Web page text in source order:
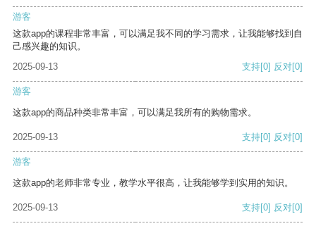
游客
这款app的课程非常丰富，可以满足我不同的学习需求，让我能够找到自
己感兴趣的知识。
2025-09-13
支持[0] 反对[0]
游客
这款app的商品种类非常丰富，可以满足我所有的购物需求。
2025-09-13 支持[0] 反对[0]
游客
这款app的老师非常专业，教学水平很高，让我能够学到实用的知识。
2025-09-13 支持[0] 反对[0]